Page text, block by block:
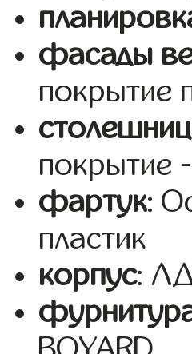
фасады
покрытие
покрытие
фартук:
пластик
корпус: